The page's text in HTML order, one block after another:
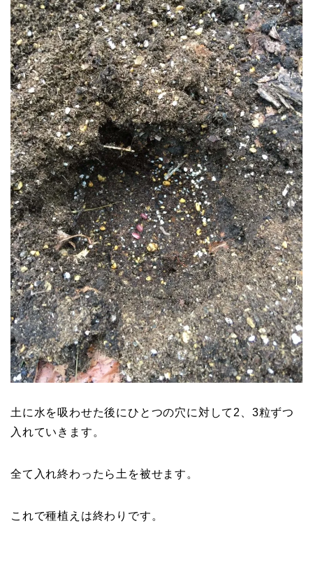
土に水を吸わせた後にひとつの穴に対して2、3粒ずつ
入れていきます。
全て入れ終わったら土を被せます。
これで種植えは終わりです。